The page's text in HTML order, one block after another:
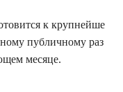
к крупнейше
публичному раз
месяце.